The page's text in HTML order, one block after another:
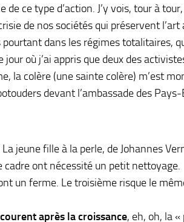
ce type d’action. J’y vois, tour à
de nos sociétés qui préservent l’art
dans les régimes totalitaires,
où j’ai appris que deux des
la colère (une sainte colère) m’est
devant l’ambassade des Pays-
jeune fille à la perle, de Johannes
cadre ont nécessité un petit nettoyage.
un ferme. Le troisième risque le
après la croissance, eh, oh, la